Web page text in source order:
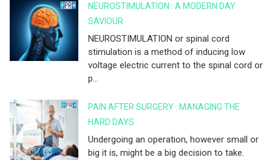
NEUROSTIMULATION : A MODERN DAY
SAVIOUR
NEUROSTIMULATION or spinal cord
stimulation is a method of inducing low
voltage electric current to the spinal cord or
p...
PAIN AFTER SURGERY : MANAGING THE
HARD DAYS
Undergoing an operation, however small or
big it is, might be a big decision to take.